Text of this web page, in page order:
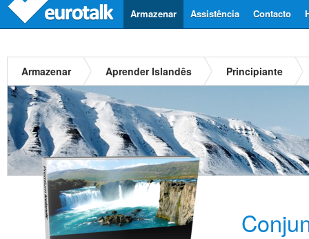
Contacto
Assistência
Armazenar
Armazenar Aprender Islandês Principiante